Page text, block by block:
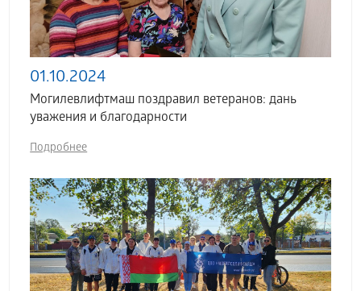
01.10.2024
Могилевлифтмаш поздравил ветеранов: дань
уважения и благодарности
Подробнее